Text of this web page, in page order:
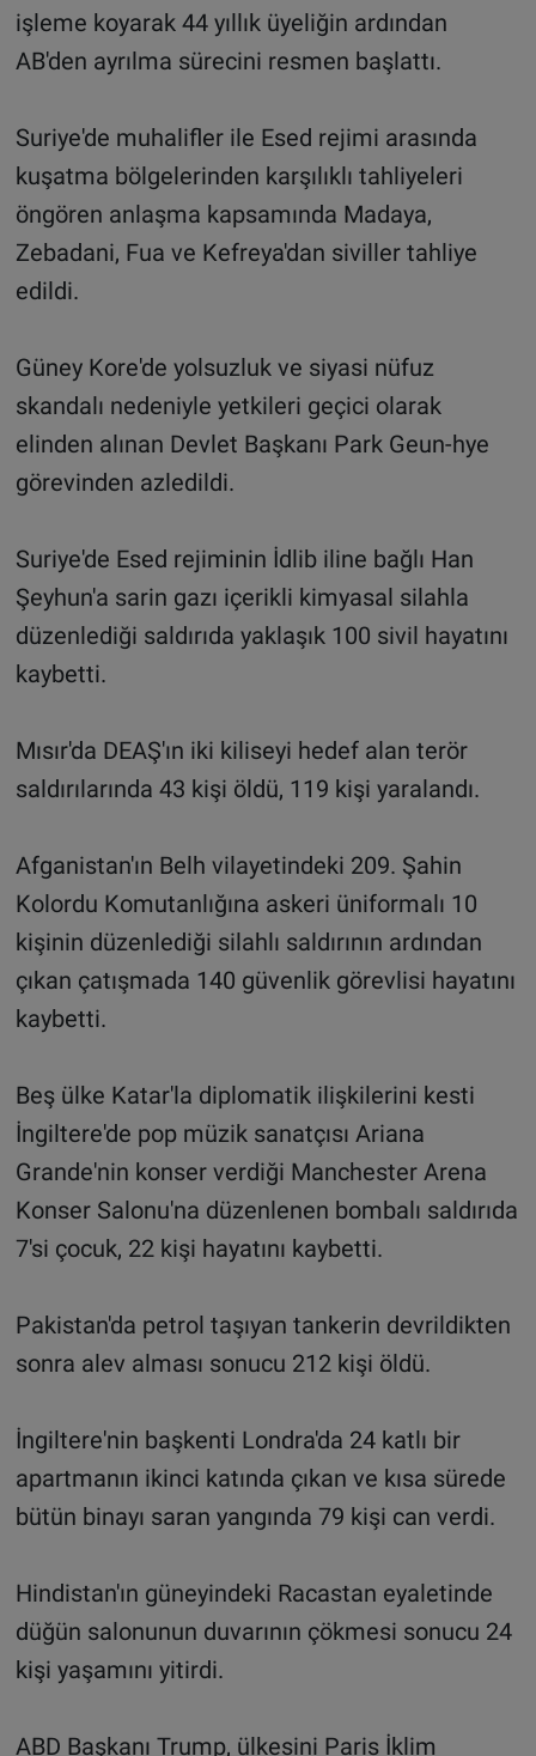
işleme koyarak 44 yıllık üyeliğin ardından
AB'den ayrılma sürecini resmen başlattı.
Suriye'de muhalifler ile Esed rejimi arasında
kuşatma bölgelerinden karşılıklı tahliyeleri
öngören anlaşma kapsamında Madaya,
Zebadani, Fua ve Kefreya'dan siviller tahliye
edildi.
Güney Kore'de yolsuzluk ve siyasi nüfuz
skandalı nedeniyle yetkileri geçici olarak
elinden alınan Devlet Başkanı Park Geun-hye
görevinden azledildi.
Suriye'de Esed rejiminin İdlib iline bağlı Han
Şeyhun'a sarin gazı içerikli kimyasal silahla
düzenlediği saldırıda yaklaşık 100 sivil hayatını
kaybetti.
Mısır'da DEAŞ'ın iki kiliseyi hedef alan terör
saldırılarında 43 kişi öldü, 119 kişi yaralandı.
Afganistan'ın Belh vilayetindeki 209. Şahin
Kolordu Komutanlığına askeri üniformalı 10
kişinin düzenlediği silahlı saldırının ardından
çıkan çatışmada 140 güvenlik görevlisi hayatını
kaybetti.
Beş ülke Katar'la diplomatik ilişkilerini kesti
İngiltere'de pop müzik sanatçısı Ariana
Grande'nin konser verdiği Manchester Arena
Konser Salonu'na düzenlenen bombalı saldırıda
7'si çocuk, 22 kişi hayatını kaybetti.
Pakistan'da petrol taşıyan tankerin devrildikten
sonra alev alması sonucu 212 kişi öldü.
İngiltere'nin başkenti Londra'da 24 katlı bir
apartmanın ikinci katında çıkan ve kısa sürede
bütün binayı saran yangında 79 kişi can verdi.
Hindistan'ın güneyindeki Racastan eyaletinde
düğün salonunun duvarının çökmesi sonucu 24
kişi yaşamını yitirdi.
ABD Başkanı Trump, ülkesini Paris İklim